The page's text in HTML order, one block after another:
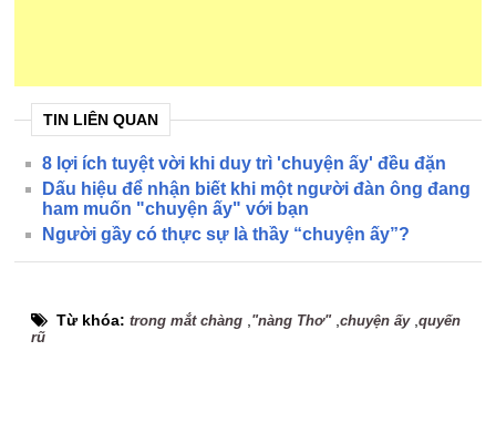
TIN LIÊN QUAN
8 lợi ích tuyệt vời khi duy trì 'chuyện ấy' đều đặn
Dấu hiệu để nhận biết khi một người đàn ông đang
ham muốn "chuyện ấy" với bạn
Người gầy có thực sự là thầy “chuyện ấy”?
Từ khóa:trong mắt chàng "nàng Thơ",chuyện ấy,quyến
rũ